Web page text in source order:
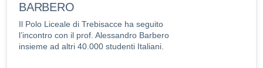
BARBERO
Il Polo Liceale di Trebisacce ha seguito
l’incontro con il prof. Alessandro Barbero
insieme ad altri 40.000 studenti Italiani.